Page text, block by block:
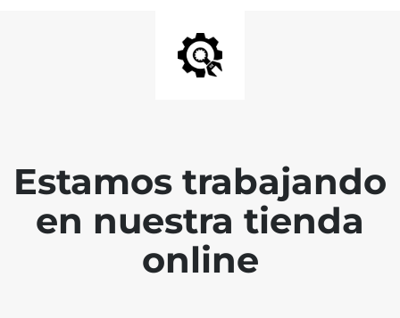
Estamos trabajando
en nuestra tienda
online